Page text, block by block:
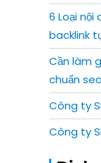
6 Loại nội
backlink
Cần làm
chuẩn
Công ty
Công ty